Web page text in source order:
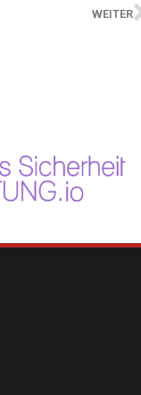
WEITER